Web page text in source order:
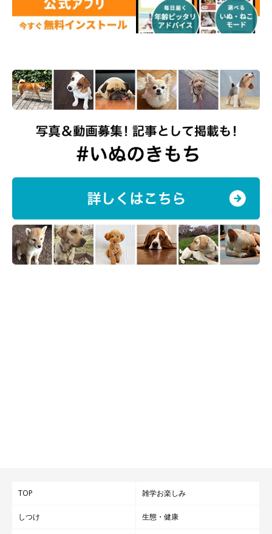
TOP 雑学お楽しみ
しつけ 生態・健康